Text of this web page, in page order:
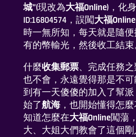
樂享俱樂
至尊俱樂
遊戲資訊
了解我們
FAQ
城”(現改為大福Online)，化身
ID:16804574，誤闖大福Online
時一無所知，每天就是隨
有的幣輸光，然後收工結束
什麼收集郵票、完成任務
也不會，永遠覺得那是不
到有一天傻傻的加入了幫
始了航海，也開始懂得怎
知道怎麼在大福Online闖蕩
大、大姐大們教會了這個